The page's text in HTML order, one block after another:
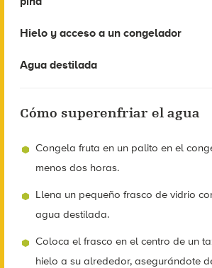
Hielo y acceso a un congelador
Agua destilada
Cómo superenfriar el agua
Congela fruta en un palito en el
menos dos horas.
Llena un pequeño frasco de vidrio
agua destilada.
Coloca el frasco en el centro de un
hielo a su alrededor, asegurándote